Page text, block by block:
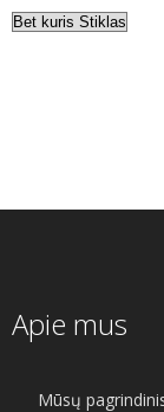
Apie mus
Mūsų